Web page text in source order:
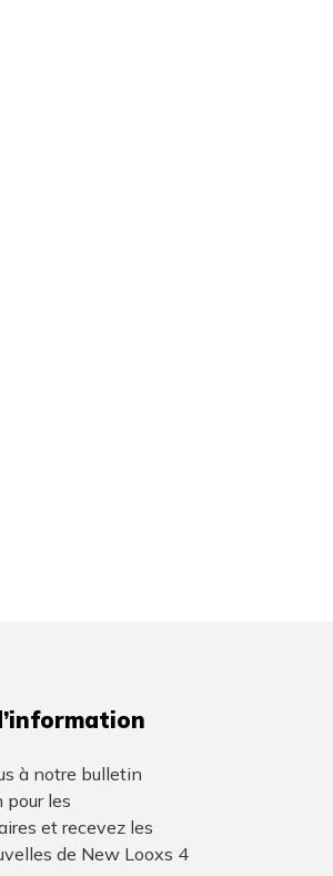
à notre bulletin
pour les
et recevez les
de New Looxs 4